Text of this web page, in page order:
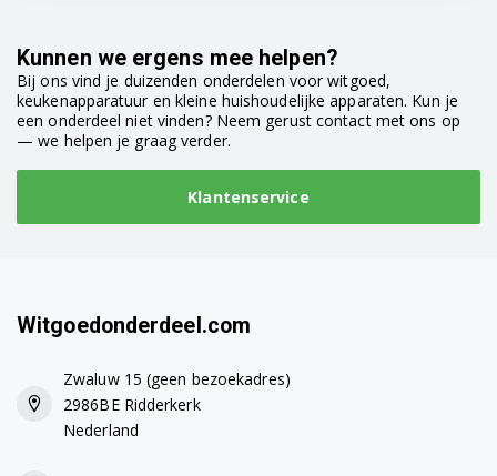
Kunnen we ergens mee helpen?
Bij ons vind je duizenden onderdelen voor witgoed,
keukenapparatuur en kleine huishoudelijke apparaten. Kun je
een onderdeel niet vinden? Neem gerust contact met ons op
— we helpen je graag verder.
Klantenservice
Witgoedonderdeel.com
Zwaluw 15 (geen bezoekadres)
2986BE Ridderkerk
Nederland